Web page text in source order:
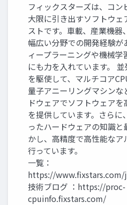
フィックスターズは、コ
大限に引き出すソフトウェ
ストです。車載、産業機器
幅広い分野での開発経験が
ィープラーニングや機械
にも力を入れています。
を駆使して、マルチコア
量子アニーリングマシンな
ドウェアでソフトウェア
を提供しています。さらに
ったハードウェアの知識
かし、高精度で高性能なア
行っています。 ・
一覧：
https://
技術ブログ ：https://proc-
cpuinfo.fixstars.com/